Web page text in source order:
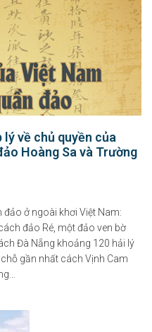
về chủ quyền của
Hoàng Sa và Trường
đảo ở ngoài khơi Việt Nam:
đảo Ré, một đảo ven bờ
Đà Nẵng khoảng 120 hải lý
gần nhất cách Vịnh Cam